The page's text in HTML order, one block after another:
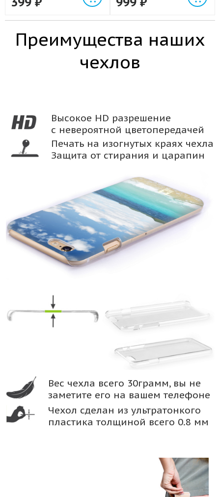
Преимущества наших
чехлов
Высокое HD разрешение
с невероятной цветопередачей
Печать на изогнутых краях чехла
Защита от стирания и царапин
Вес чехла всего 30грамм, вы не
заметите его на вашем телефоне
Чехол сделан из ультратонкого
пластика толщиной всего 0.8 мм